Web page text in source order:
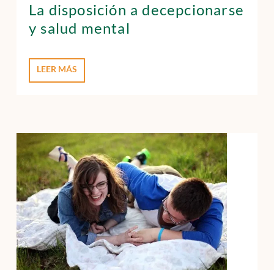
La disposición a decepcionarse
y salud mental
LEER MÁS